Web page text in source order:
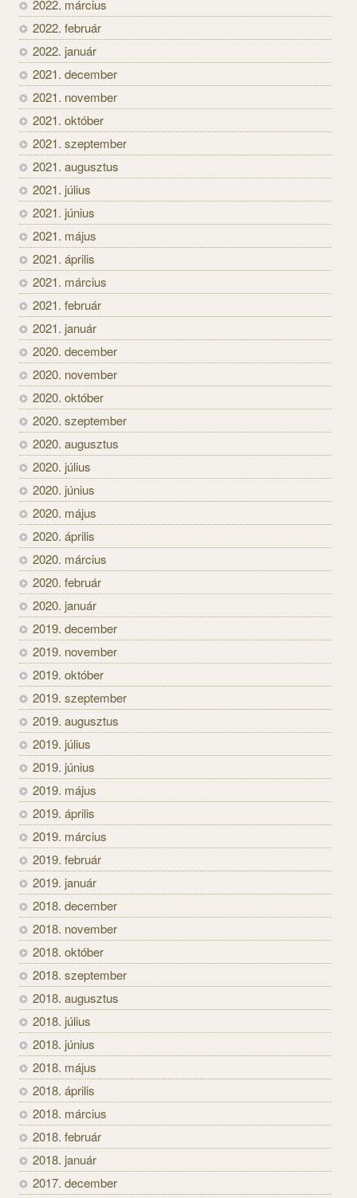
2022. március
2022. február
2022. január
2021. december
2021. november
2021. október
2021. szeptember
2021. augusztus
2021. július
2021. június
2021. május
2021. április
2021. március
2021. február
2021. január
2020. december
2020. november
2020. október
2020. szeptember
2020. augusztus
2020. július
2020. június
2020. május
2020. április
2020. március
2020. február
2020. január
2019. december
2019. november
2019. október
2019. szeptember
2019. augusztus
2019. július
2019. június
2019. május
2019. április
2019. március
2019. február
2019. január
2018. december
2018. november
2018. október
2018. szeptember
2018. augusztus
2018. július
2018. június
2018. május
2018. április
2018. március
2018. február
2018. január
2017. december